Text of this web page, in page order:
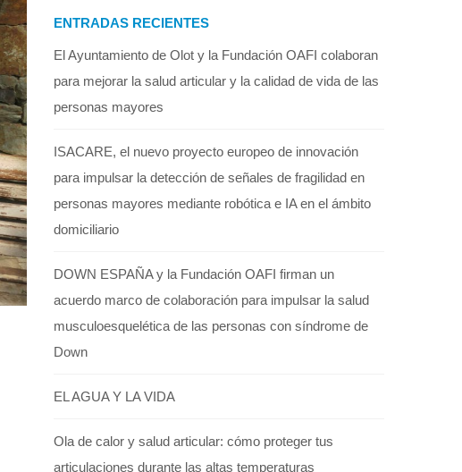
ENTRADAS RECIENTES
El Ayuntamiento de Olot y la Fundación OAFI colaboran
para mejorar la salud articular y la calidad de vida de las
personas mayores
ISACARE, el nuevo proyecto europeo de innovación
para impulsar la detección de señales de fragilidad en
personas mayores mediante robótica e IA en el ámbito
domiciliario
DOWN ESPAÑA y la Fundación OAFI firman un
acuerdo marco de colaboración para impulsar la salud
musculoesquelética de las personas con síndrome de
Down
EL AGUA Y LA VIDA
Ola de calor y salud articular: cómo proteger tus
articulaciones durante las altas temperaturas